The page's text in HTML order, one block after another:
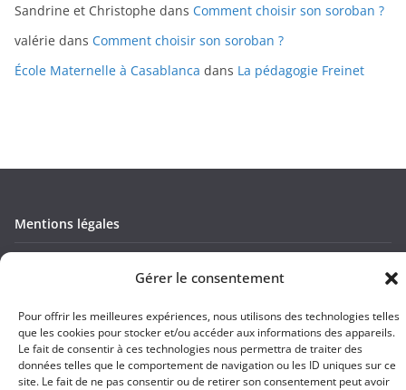
Gérer le consentement
Pour offrir les meilleures expériences, nous utilisons des technologies telles
que les cookies pour stocker et/ou accéder aux informations des appareils.
Le fait de consentir à ces technologies nous permettra de traiter des
données telles que le comportement de navigation ou les ID uniques sur ce
site. Le fait de ne pas consentir ou de retirer son consentement peut avoir
Sandrine et Christophe dans Comment choisir son soroban ?
valérie dans Comment choisir son soroban ?
École Maternelle à Casablanca dans La pédagogie Freinet
Mentions légales
Contact